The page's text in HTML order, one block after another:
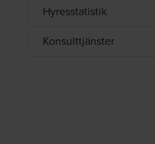
Hyresstatistik
Konsulttjänster